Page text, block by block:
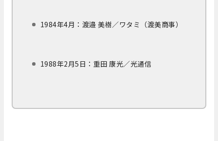
1984年4月：渡邉 美樹／ワタミ（渡美商事）
1988年2月5日：重田 康光／光通信